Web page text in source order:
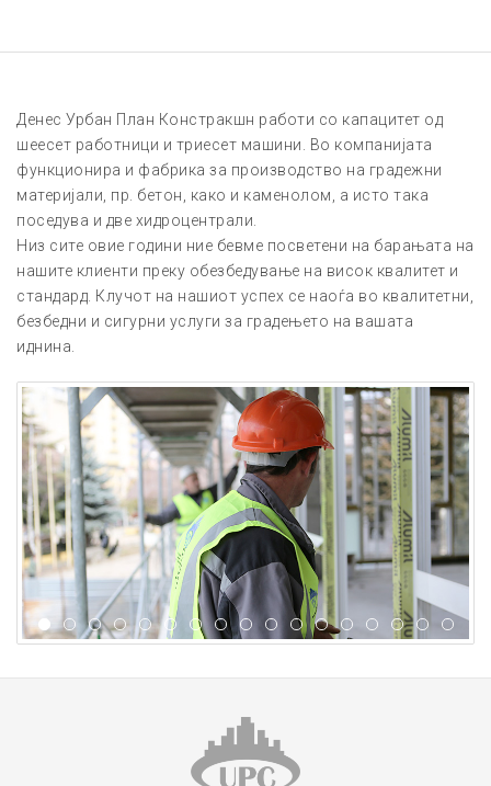
Денес Урбан План Констракшн работи со капацитет од
шеесет работници и триесет машини. Во компанијата
функционира и фабрика за производство на градежни
материјали, пр. бетон, како и каменолом, а исто така
поседува и две хидроцентрали.
Низ сите овие години ние бевме посветени на барањата на
нашите клиенти преку обезбедување на висок квалитет и
стандард. Клучот на нашиот успех се наоѓа во квалитетни,
безбедни и сигурни услуги за градењето на вашата
иднина.